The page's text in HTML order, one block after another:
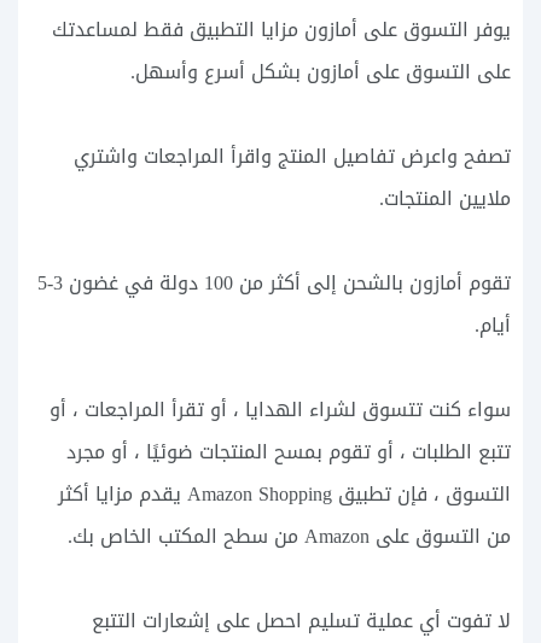
يوفر التسوق على أمازون مزايا التطبيق فقط لمساعدتك
على التسوق على أمازون بشكل أسرع وأسهل.
تصفح واعرض تفاصيل المنتج واقرأ المراجعات واشتري
ملايين المنتجات.
تقوم أمازون بالشحن إلى أكثر من 100 دولة في غضون 3-5
أيام.
سواء كنت تتسوق لشراء الهدايا ، أو تقرأ المراجعات ، أو
تتبع الطلبات ، أو تقوم بمسح المنتجات ضوئيًا ، أو مجرد
التسوق ، فإن تطبيق Amazon Shopping يقدم مزايا أكثر
من التسوق على Amazon من سطح المكتب الخاص بك.
لا تفوت أي عملية تسليم احصل على إشعارات التتبع